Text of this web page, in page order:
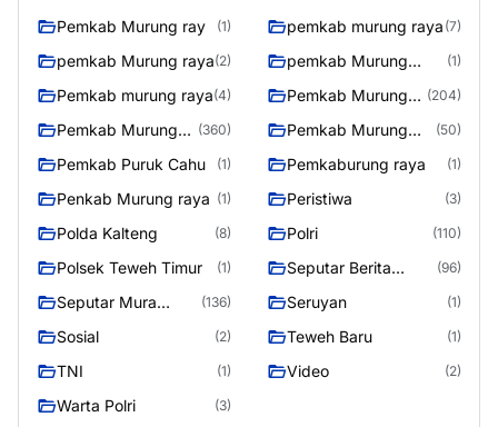
Pemkab Murung ray (1) pemkab murung raya (7)
pemkab Murung raya(2)
pemkab Murung
(1)
Pemkab murung raya(4)
Pemkab Murung
(204)
Pemkab Murung
(360)
Pemkab Murung
(50)
Pemkab Puruk Cahu (1) Pemkaburung raya (1)
Penkab Murung raya (1) Peristiwa (3)
Polda Kalteng (8) Polri (110)
Polsek Teweh Timur (1)
Seputar Berita
(96)
Seputar Mura
(136) Seruyan (1)
Sosial (2) Teweh Baru (1)
TNI (1) Video (2)
Warta Polri (3)